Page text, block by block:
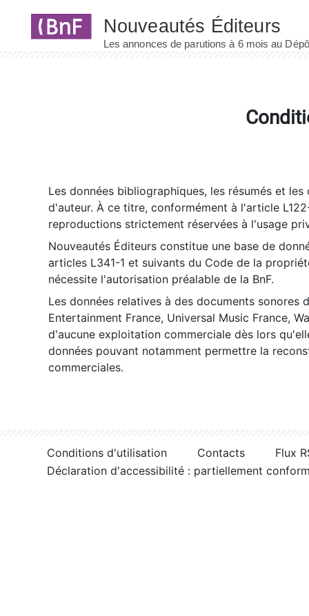
Les données bibliographiques, les résumés et
d'auteur. À ce titre, conformément à l'article
reproductions strictement réservées à l'usage
Nouveautés Éditeurs constitue une base de
articles L341-1 et suivants du Code de la
nécessite l'autorisation préalable de la BnF.
Les données relatives à des documents sonores
Entertainment France, Universal Music France,
d'aucune exploitation commerciale dès lors
données pouvant notamment permettre la
commerciales.
Conditions d'utilisation Contacts
Flux
Déclaration d'accessibilité : partiellement